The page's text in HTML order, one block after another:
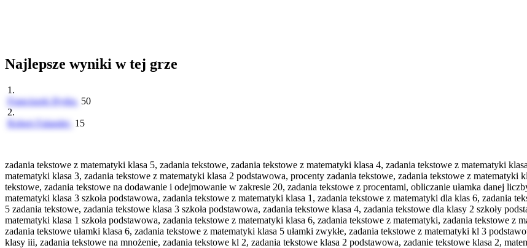
Najlepsze wyniki w tej grze
1.
Franciszek Hydra 50
2.
Robert Falander 15
zadania tekstowe z matematyki klasa 5, zadania tekstowe, zadania tekstowe z matematyki klasa 4, zadania tekstowe z matematyki
matematyki klasa 3, zadania tekstowe z matematyki klasa 2 podstawowa, procenty zadania tekstowe, zadania tekstowe z
tekstowe, zadania tekstowe na dodawanie i odejmowanie w zakresie 20, zadania tekstowe z procentami, obliczanie ułamka danej
matematyki klasa 3 szkoła podstawowa, zadania tekstowe z matematyki klasa 1, zadania tekstowe z matematyki dla klas 6, zadania
5 zadania tekstowe, zadania tekstowe klasa 3 szkoła podstawowa, zadania tekstowe klasa 4, zadania tekstowe dla klasy 2 szkoły
matematyki klasa 1 szkoła podstawowa, zadania tekstowe z matematyki klasa 6, zadania tekstowe z matematyki, zadania tekstowe z
zadania tekstowe ułamki klasa 6, zadania tekstowe z matematyki klasa 5 ułamki zwykłe, zadania tekstowe z matematyki kl 3
klasy iii, zadania tekstowe na mnożenie, zadania tekstowe kl 2, zadania tekstowe klasa 2 podstawowa, zadanie tekstowe klasa 2,